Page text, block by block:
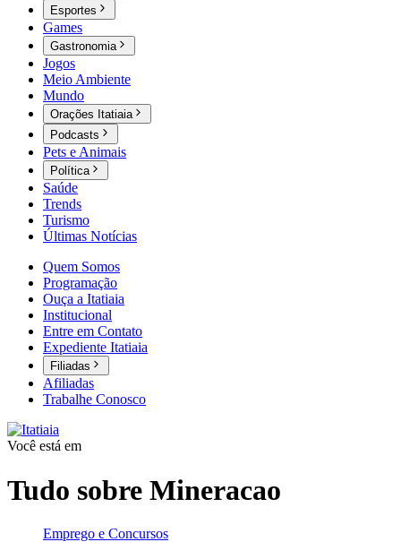
Esportes
Games
Gastronomia
Jogos
Meio Ambiente
Mundo
Orações Itatiaia
Podcasts
Pets e Animais
Política
Saúde
Trends
Turismo
Últimas Notícias
Quem Somos
Programação
Ouça a Itatiaia
Institucional
Entre em Contato
Expediente Itatiaia
Filiadas
Afiliadas
Trabalhe Conosco
Você está em
Tudo sobre Mineracao
Emprego e Concursos